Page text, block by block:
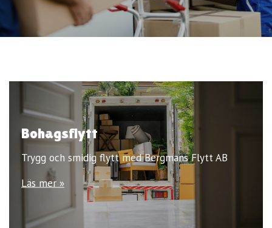
Bohagsflytt
Trygg och smidig flytt med Bergmans Flytt AB
Läs mer »